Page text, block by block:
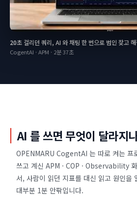
20초 걸리던 쿼리, AI 와 채팅 한 번으로 범인 찾고
CogentAI · APM · 2분 37초
AI 를 쓰면 무엇이 달라지
OPENMARU CogentAI 는 따로 켜는 프
쓰고 계신 APM · COP · Observability
서, 사람이 읽던 지표를 대신 읽고 원인을
대부분 1분 안팎입니다.